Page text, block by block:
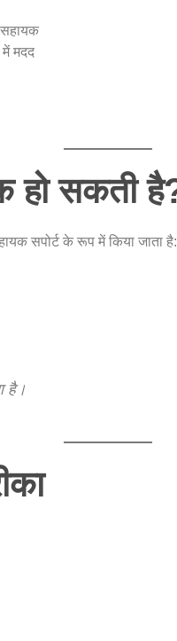
मदद
हो सकती
सपोर्ट के रूप में किया जाता है:
है।